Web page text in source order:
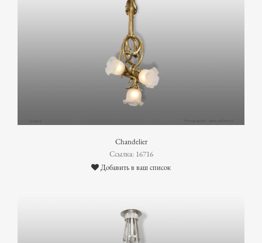
Chandelier
Ссылка: 16716
Добавить в ваш список